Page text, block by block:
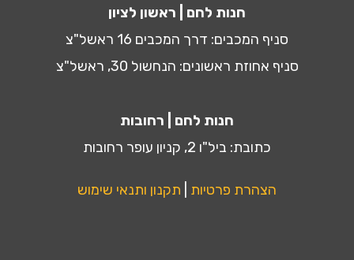
חנות לחם | ראשון לציון
סניף המכבים: דרך המכבים 16 ראשל"צ
סניף אחוזת ראשונים: הנחשול 30, ראשל"צ
חנות לחם | רחובות
כתובת: ביל"ו 2, קניון עופר רחובות
הצהרת פרטיות תקנון ותנאי שימוש